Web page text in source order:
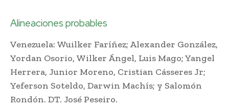
Alineaciones probables
Venezuela: Wuilker Faríñez; Alexander González,
Yordan Osorio, Wilker Ángel, Luis Mago; Yangel
Herrera, Junior Moreno, Cristian Cásseres Jr;
Yeferson Soteldo, Darwin Machís; y Salomón
Rondón. DT. José Peseiro.